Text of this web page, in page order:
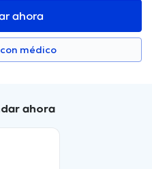
ahora
médico
ahora